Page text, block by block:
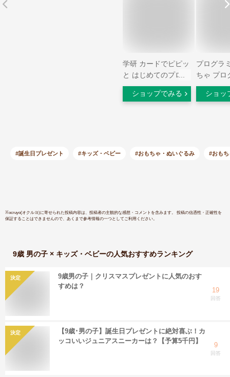
学研 カードでピピッ
と はじめてのプログ
ラミングカー【日本
おもちゃ大賞2018エ
ショップでみる
プログラ
ちゃ プロ
生日プレ
玩具 知
歳 7歳 8
キット
ショッ
#誕生日プレゼント #キッズ・ベビー #おもちゃ・ぬいぐるみ #おもち
※ocruyo(オクルヨ)に寄せられた投稿内容は、投稿者の主観的な感想・コメントを含みます。 投稿の信憑性・正確性を
保証することはできませんので、あくまで参考情報の一つとしてご利用ください。
9歳 男の子 × キッズ・ベビーの人気おすすめランキング
決定
9歳男の子｜クリスマスプレゼントに人気のおす
すめは？
19
回答
決定
【9歳･男の子】誕生日プレゼントに絶対喜ぶ！カ
ッコいいジュニアスニーカーは？【予算5千円】
9
回答